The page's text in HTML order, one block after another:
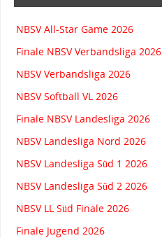
NBSV All-Star Game 2026
Finale NBSV Verbandsliga 2026
NBSV Verbandsliga 2026
NBSV Softball VL 2026
Finale NBSV Landesliga 2026
NBSV Landesliga Nord 2026
NBSV Landesliga Süd 1 2026
NBSV Landesliga Süd 2 2026
NBSV LL Süd Finale 2026
Finale Jugend 2026